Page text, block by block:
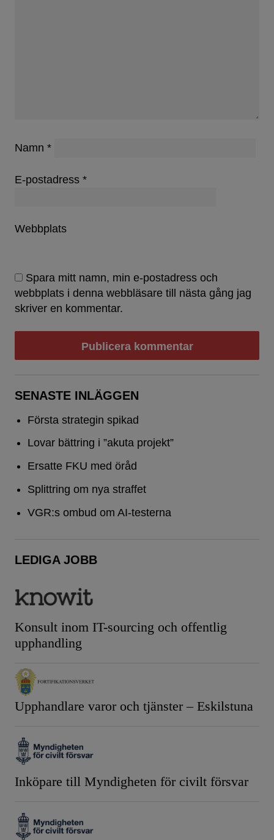
Namn *
E-postadress *
Webbplats
Spara mitt namn, min e-postadress och
webbplats i denna webbläsare till nästa gång jag
skriver en kommentar.
SENASTE INLÄGGEN
Första strategin spikad
Lovar bättring i ”akuta projekt”
Ersatte FKU med öråd
Splittring om nya straffet
VGR:s ombud om AI-testerna
LEDIGA JOBB
Konsult inom IT-sourcing och offentlig
upphandling
Upphandlare varor och tjänster – Eskilstuna
Inköpare till Myndigheten för civilt försvar